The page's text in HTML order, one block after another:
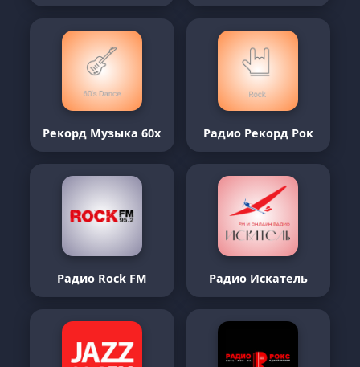
Рекорд Музыка 60х Радио Рекорд Рок
Радио Rock FM Радио Искатель